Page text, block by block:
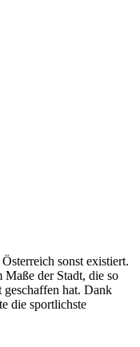
sonst existiert.
der Stadt, die so
hat. Dank
die sportlichste